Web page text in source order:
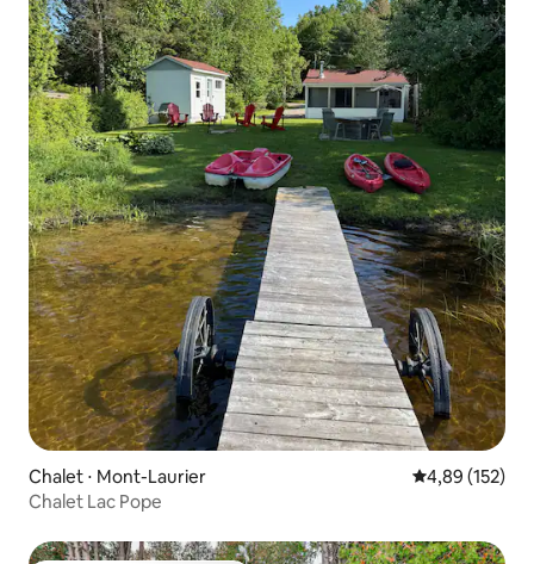
Chalet ⋅ Mont-Laurier Évaluation
4,89 (152)
Chalet Lac Pope